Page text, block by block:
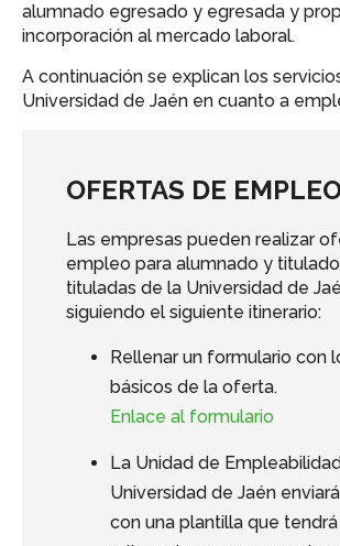
alumnado egresado y egresada y
incorporación al mercado laboral.
A continuación se explican los
Universidad de Jaén en cuanto a
OFERTAS DE
Las empresas pueden realizar
empleo para alumnado y
tituladas de la Universidad de
siguiendo el siguiente itinerario:
Rellenar un formulario con
básicos de la oferta.
Enlace al formulario
La Unidad de
Universidad de Jaén
con una plantilla que